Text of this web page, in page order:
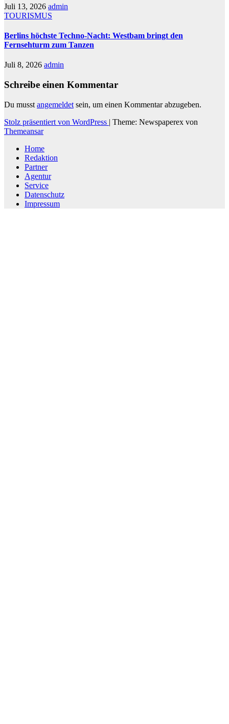
Juli 13, 2026 admin
TOURISMUS
Berlins höchste Techno-Nacht: Westbam bringt den
Fernsehturm zum Tanzen
Juli 8, 2026 admin
Schreibe einen Kommentar
Du musst angemeldet sein, um einen Kommentar abzugeben.
Stolz präsentiert von WordPress | Theme: Newspaperex von
Themeansar
Home
Redaktion
Partner
Agentur
Service
Datenschutz
Impressum